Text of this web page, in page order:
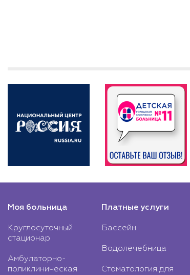
Моя больница
Круглосуточный
стационар
Амбулаторно-
поликлиническая
Платные услуги
Бассейн
Водолечебница
Стоматология для